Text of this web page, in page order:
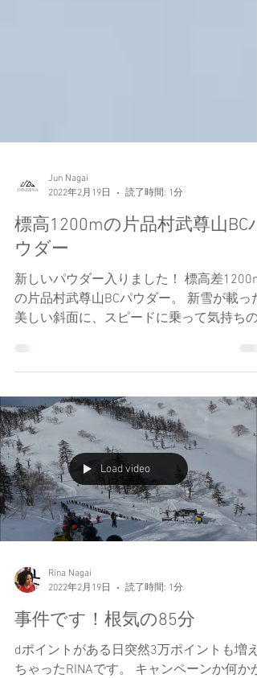
Jun Nagai
2022年2月19日
読了時間: 1分
標高1200mの片品村武尊山BCパ
ウダー
新しいパウダー入りました！ 標高差1200m
いターンを刻む。 今日も楽しいターンをあ
りがとうございました〜！
Load video
Rina Nagai
2022年2月19日
読了時間: 1分
事件です！根気の85分